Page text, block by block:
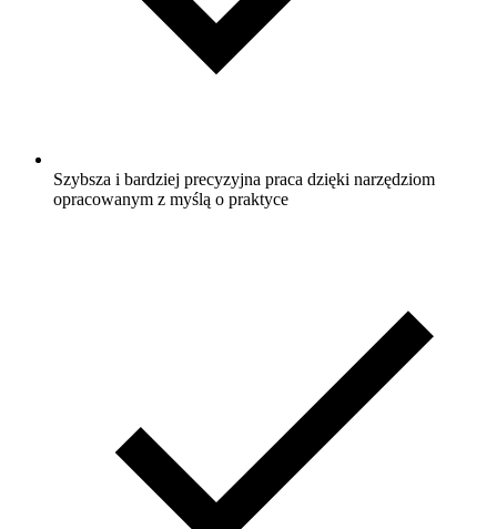
Szybsza i bardziej precyzyjna praca dzięki narzędziom
opracowanym z myślą o praktyce